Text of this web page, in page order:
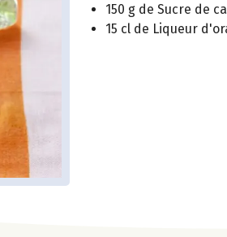
150 g de Sucre de
15 cl de Liqueur